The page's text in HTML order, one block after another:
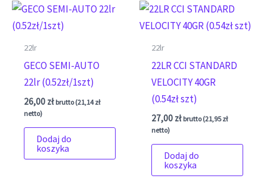
22lr
GECO SEMI-AUTO
22lr (0.52zł/1szt)
26,00 zł brutto (21,14zł
netto)
Dodaj do
koszyka
22lr
22LR CCI STANDARD
VELOCITY 40GR
(0.54zł szt)
27,00 zł brutto (21,95zł
netto)
Dodaj do
koszyka